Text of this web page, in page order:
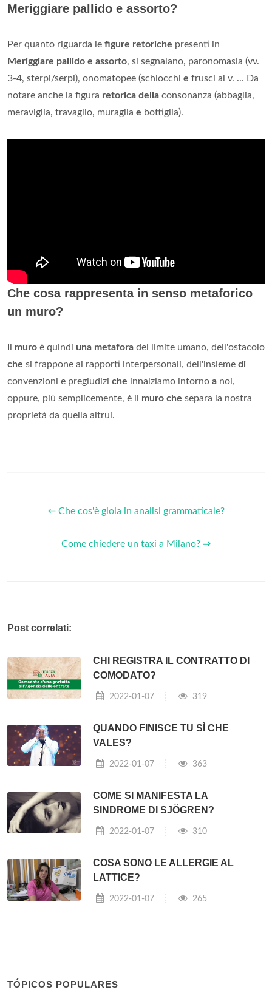
Meriggiare pallido e assorto?
Per quanto riguarda le figure retoriche presenti in
Meriggiare pallido e assorto, si segnalano, paronomasia (vv.
3-4, sterpi/serpi), onomatopee (schiocchi e frusci al v. ... Da
notare anche la figura retorica della consonanza (abbaglia,
meraviglia, travaglio, muraglia e bottiglia).
Che cosa rappresenta in senso metaforico
un muro?
muro è quindi una metafora del limite umano, dell'ostacolo
che si frappone ai rapporti interpersonali, dell'insieme di
convenzioni e pregiudizi che innalziamo intorno a noi,
oppure, più semplicemente, è il muro che separa la nostra
proprietà da quella altrui.
⇐ Che cos'è gioia in analisi grammaticale?
Come chiedere un taxi a Milano? ⇒
Post correlati:
CHI REGISTRA IL CONTRATTO DI
COMODATO?
2022-01-07 319
QUANDO FINISCE TU SÌ CHE
VALES?
2022-01-07 363
COME SI MANIFESTA LA
SINDROME DI SJÖGREN?
2022-01-07 310
COSA SONO LE ALLERGIE AL
LATTICE?
2022-01-07 265
TÓPICOS POPULARES